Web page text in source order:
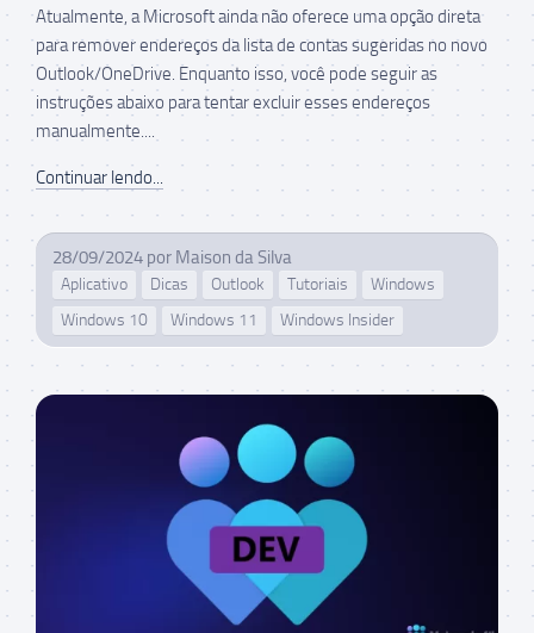
Atualmente, a Microsoft ainda não oferece uma opção direta
para remover endereços da lista de contas sugeridas no novo
Outlook/OneDrive. Enquanto isso, você pode seguir as
instruções abaixo para tentar excluir esses endereços
manualmente....
Continuar lendo...
28/09/2024 por Maison da Silva
Aplicativo Dicas Outlook Tutoriais
Windows
Windows 10
Windows 11 Windows Insider